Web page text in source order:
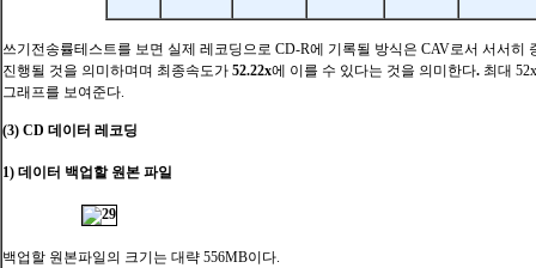
쓰기전송률테스트를 보면 실제 레코딩으로 CD-R에 기록될 방식은 CAV로서 서서히
진행될 것을 의미하며며 최종속도가 52.22x에 이를 수 있다는 것을 의미한다. 최대
그래프를 보여준다.
(3) CD 데이터 레코딩
1) 데이터 백업할 원본 파일
백업할 원본파일의 크기는 대략 556MB이다.